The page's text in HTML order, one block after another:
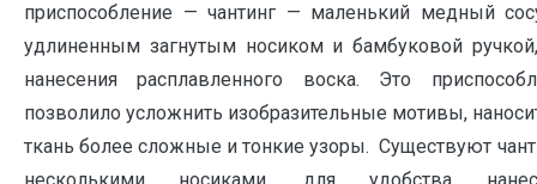
приспособление — чантинг — маленький медный
удлиненным загнутым носиком и бамбуковой
нанесения расплавленного воска. Это
позволило усложнить изобразительные мотивы,
ткань более сложные и тонкие узоры. Существуют